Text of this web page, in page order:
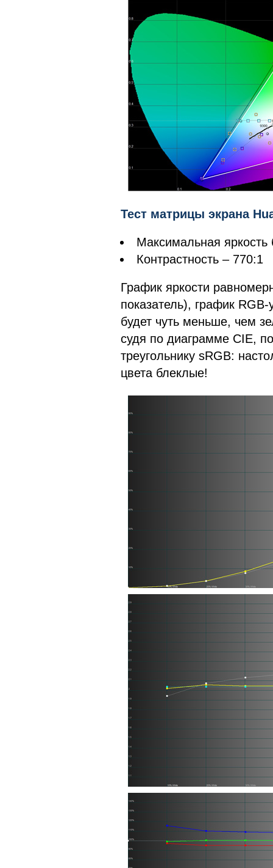
Тест матрицы экрана
Максимальная яркость
Контрастность – 770:1
График яркости
показатель), график
будет чуть меньше, чем
судя по диаграмме CIE,
треугольнику sRGB:
цвета блеклые!